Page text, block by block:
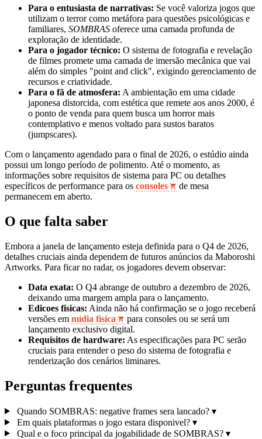
Para o entusiasta de narrativas: Se você valoriza jogos que
utilizam o terror como metáfora para questões psicológicas e
familiares, SOMBRAS oferece uma camada profunda de
exploração de identidade.
Para o jogador técnico: O sistema de fotografia e revelação
de filmes promete uma camada de imersão mecânica que vai
além do simples "point and click", exigindo gerenciamento de
recursos e criatividade.
Para o fã de atmosfera: A ambientação em uma cidade
japonesa distorcida, com estética que remete aos anos 2000, é
o ponto de venda para quem busca um horror mais
contemplativo e menos voltado para sustos baratos
(jumpscares).
Com o lançamento agendado para o final de 2026, o estúdio ainda
possui um longo período de polimento. Até o momento, as
informações sobre requisitos de sistema para PC ou detalhes
específicos de performance para os consoles
de mesa
permanecem em aberto.
O que falta saber
Embora a janela de lançamento esteja definida para o Q4 de 2026,
detalhes cruciais ainda dependem de futuros anúncios da Maboroshi
Artworks. Para ficar no radar, os jogadores devem observar:
Data exata: O Q4 abrange de outubro a dezembro de 2026,
deixando uma margem ampla para o lançamento.
Edicoes fisicas: Ainda não há confirmação se o jogo receberá
versões em mídia física
para consoles ou se será um
lançamento exclusivo digital.
Requisitos de hardware: As especificações para PC serão
cruciais para entender o peso do sistema de fotografia e
renderização dos cenários liminares.
Perguntas frequentes
Quando SOMBRAS: negative frames sera lancado? ▾
Em quais plataformas o jogo estara disponivel? ▾
Qual e o foco principal da jogabilidade de SOMBRAS? ▾